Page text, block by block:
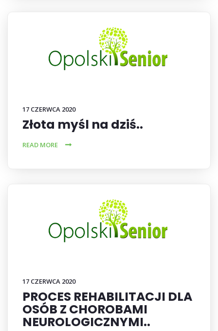
17 CZERWCA 2020
Złota myśl na dziś..
READ MORE
17 CZERWCA 2020
PROCES REHABILITACJI DLA
OSÓB Z CHOROBAMI
NEUROLOGICZNYMI..